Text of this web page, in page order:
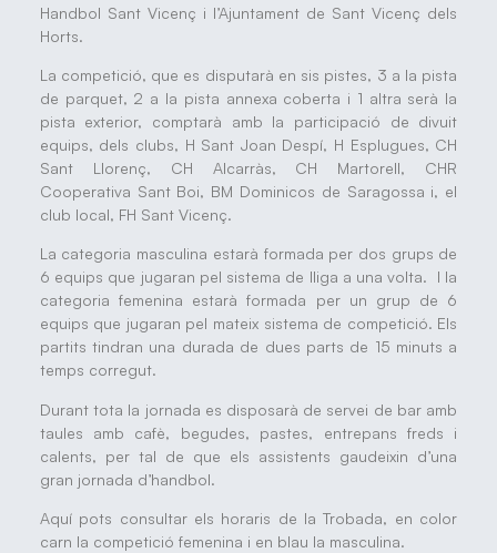
Handbol Sant Vicenç i l’Ajuntament de Sant Vicenç dels
Horts.
La competició, que es disputarà en sis pistes, 3 a la pista
de parquet, 2 a la pista annexa coberta i 1 altra serà la
pista exterior, comptarà amb la participació de divuit
equips, dels clubs, H Sant Joan Despí, H Esplugues, CH
Sant Llorenç, CH Alcarràs, CH Martorell, CHR
Cooperativa Sant Boi, BM Dominicos de Saragossa i, el
club local, FH Sant Vicenç.
La categoria masculina estarà formada per dos grups de
6 equips que jugaran pel sistema de lliga a una volta. I la
categoria femenina estarà formada per un grup de 6
equips que jugaran pel mateix sistema de competició. Els
partits tindran una durada de dues parts de 15 minuts a
temps corregut.
Durant tota la jornada es disposarà de servei de bar amb
taules amb cafè, begudes, pastes, entrepans freds i
calents, per tal de que els assistents gaudeixin d’una
gran jornada d’handbol.
Aquí pots consultar els horaris de la Trobada, en color
carn la competició femenina i en blau la masculina.